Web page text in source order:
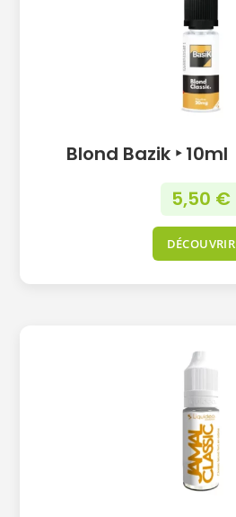
Blond Bazik ‣ 10ml
5,50 €
DÉCOUVRIR